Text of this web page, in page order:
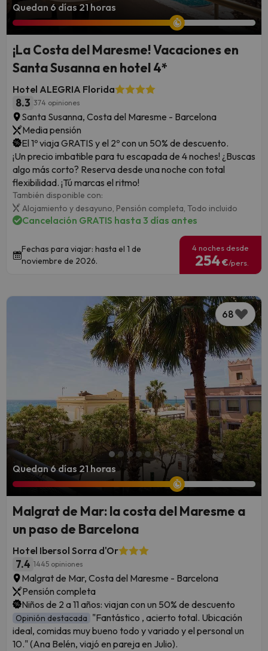
Quedan 6 días 21 horas
¡La Costa del Maresme! Vacaciones en
Santa Susanna en hotel 4*
Hotel ALEGRIA Florida
8.3 374 opiniones
Santa Susanna, Costa del Maresme - Barcelona
Media pensión
El 1º viaja GRATIS y el 2º con un 50% de descuento.
¡Un precio imbatible para tu escapada de 4 noches! ¿Buscas
algo más corto? Reserva desde una noche con total
flexibilidad. ¡Tú marcas el ritmo!
También disponible con:
Alojamiento y desayuno, Pensión completa, Todo incluido
Cancelación GRATIS hasta 3 días antes
Fechas para viajar: hasta el 1 de
noviembre de 2026.
4 noches desde
254€/pers.
68
Quedan 6 días 21 horas
Malgrat de Mar: la costa del Maresme a
un paso de Barcelona
Hotel Ibersol Sorra d'Or
7.4 1445 opiniones
Malgrat de Mar, Costa del Maresme - Barcelona
Pensión completa
Niños de 2 a 11 años: viajan con un 50% de descuento
Opinión destacada "Fantástico , acierto total. Ubicación
ideal, comidas muy bueno todo y variado y el personal un
10." (Ana Belén, viajó en pareja en Julio).